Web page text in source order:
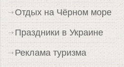
Отдых на Чёрном море
Праздники в Украине
Реклама туризма